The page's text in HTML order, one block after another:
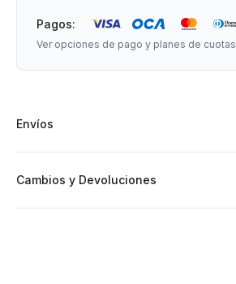
Pagos:
Ver opciones de pago y planes de cuotas
Envíos
Cambios y Devoluciones